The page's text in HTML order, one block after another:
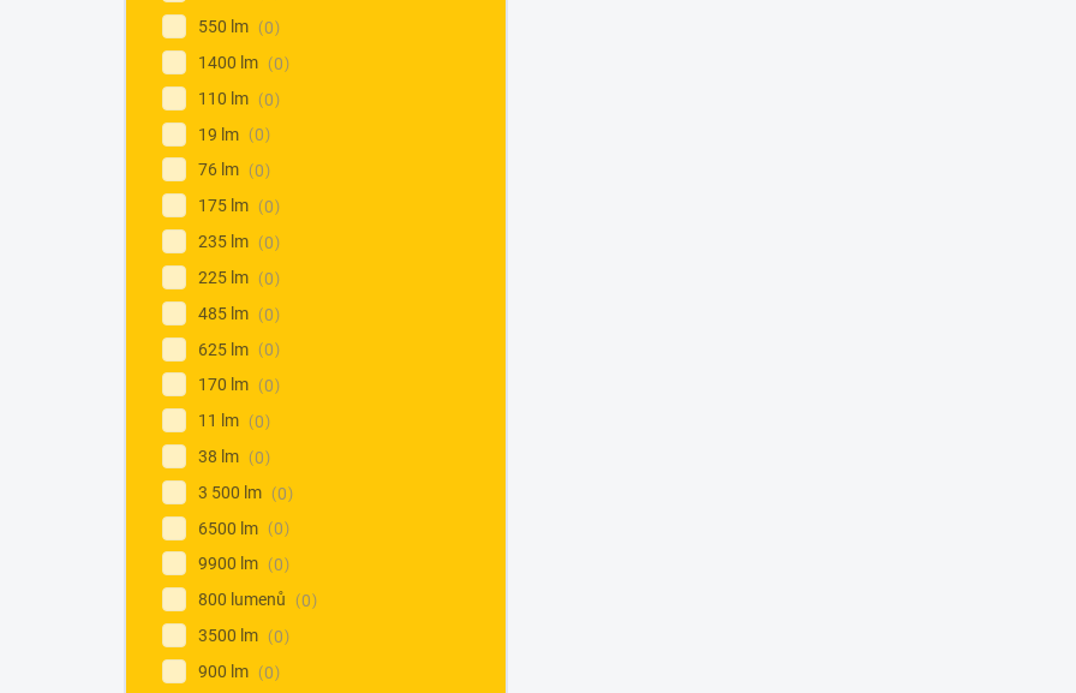
550 lm
0
1400 lm
0
110 lm
0
19 lm
0
76 lm
0
175 lm
0
235 lm
0
225 lm
0
485 lm
0
625 lm
0
170 lm
0
11 lm
0
38 lm
0
3 500 lm
0
6500 lm
0
9900 lm
0
800 lumenů
0
3500 lm
0
900 lm
0